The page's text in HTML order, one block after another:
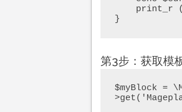
}
第3步：获取模
$myBlock =